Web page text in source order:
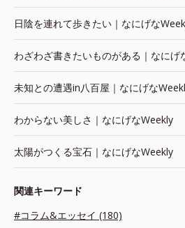
日陰を連れて歩きたい｜なにげな
わざわざ書きたいものがある｜なにげ
未知との遭遇in八百屋｜なにげな
わからない美しさ｜なにげなWeekly
太陽がつくる宝石｜なにげなWeekly
関連キーワード
#コラム&エッセイ (180)